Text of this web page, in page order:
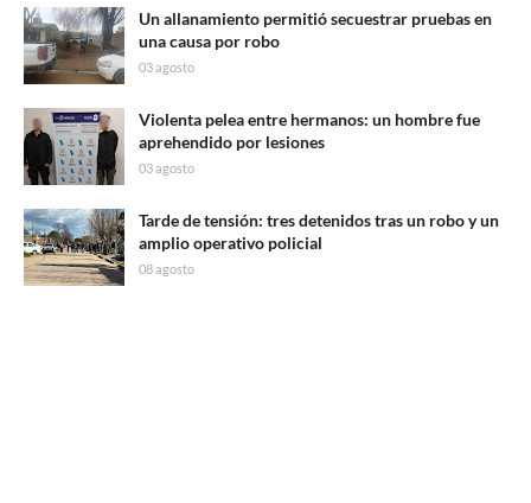
Un allanamiento permitió secuestrar pruebas en
una causa por robo
03 agosto
Violenta pelea entre hermanos: un hombre fue
aprehendido por lesiones
03 agosto
Tarde de tensión: tres detenidos tras un robo y un
amplio operativo policial
08 agosto